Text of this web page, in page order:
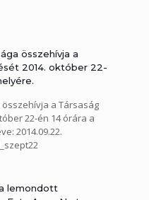
összehívja a
2014. október 22-
a Társaság
22-én 14 órára a
2014.09.22.
lemondott